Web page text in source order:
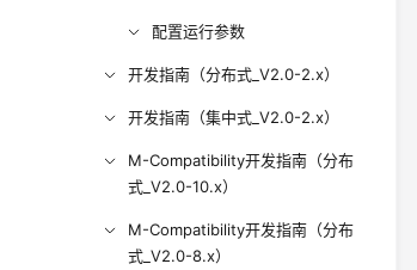
配置运行参数
开发指南（分布式_V2.0-2.x）
开发指南（集中式_V2.0-2.x）
M-Compatibility开发指南（分布
式_V2.0-10.x）
M-Compatibility开发指南（分布
式_V2.0-8.x）